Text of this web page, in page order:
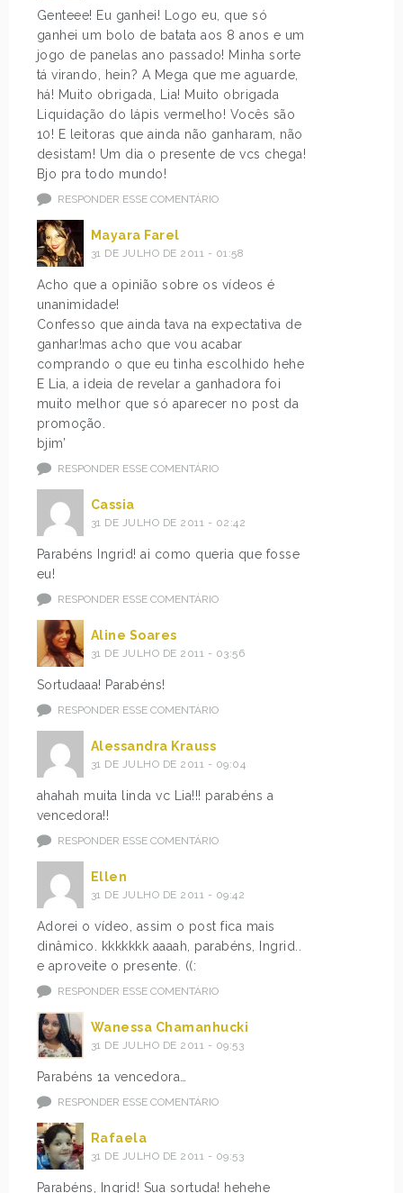
Genteee! Eu ganhei! Logo eu, que só
ganhei um bolo de batata aos 8 anos e um
jogo de panelas ano passado! Minha sorte
tá virando, hein? A Mega que me aguarde,
há! Muito obrigada, Lia! Muito obrigada
Liquidação do lápis vermelho! Vocês são
10! E leitoras que ainda não ganharam, não
desistam! Um dia o presente de vcs chega!
Bjo pra todo mundo!
RESPONDER ESSE COMENTÁRIO
Mayara Farel
31 DE JULHO DE 2011 - 01:58
Acho que a opinião sobre os vídeos é
unanimidade!
Confesso que ainda tava na expectativa de
ganhar!mas acho que vou acabar
comprando o que eu tinha escolhido hehe
E Lia, a ideia de revelar a ganhadora foi
muito melhor que só aparecer no post da
promoção.
bjim’
RESPONDER ESSE COMENTÁRIO
Cassia
31 DE JULHO DE 2011 - 02:42
Parabéns Ingrid! ai como queria que fosse
eu!
RESPONDER ESSE COMENTÁRIO
Aline Soares
31 DE JULHO DE 2011 - 03:56
Sortudaaa! Parabéns!
RESPONDER ESSE COMENTÁRIO
Alessandra Krauss
31 DE JULHO DE 2011 - 09:04
ahahah muita linda vc Lia!!! parabéns a
vencedora!!
RESPONDER ESSE COMENTÁRIO
Ellen
31 DE JULHO DE 2011 - 09:42
Adorei o vídeo, assim o post fica mais
dinâmico. kkkkkkk aaaah, parabéns, Ingrid..
e aproveite o presente. ((:
RESPONDER ESSE COMENTÁRIO
Wanessa Chamanhucki
31 DE JULHO DE 2011 - 09:53
Parabéns 1a vencedora…
RESPONDER ESSE COMENTÁRIO
Rafaela
31 DE JULHO DE 2011 - 09:53
Parabéns, Ingrid! Sua sortuda! hehehe